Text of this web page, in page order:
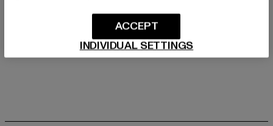
PFLEGEHINWEISE
LIEFERUNG & RÜCKGABE
INDIVIDUAL SETTINGS
ACCEPT